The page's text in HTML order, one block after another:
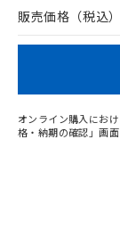
問い合わせく
販売価格（税込）
オンライン購入にお
格・納期の確認」画